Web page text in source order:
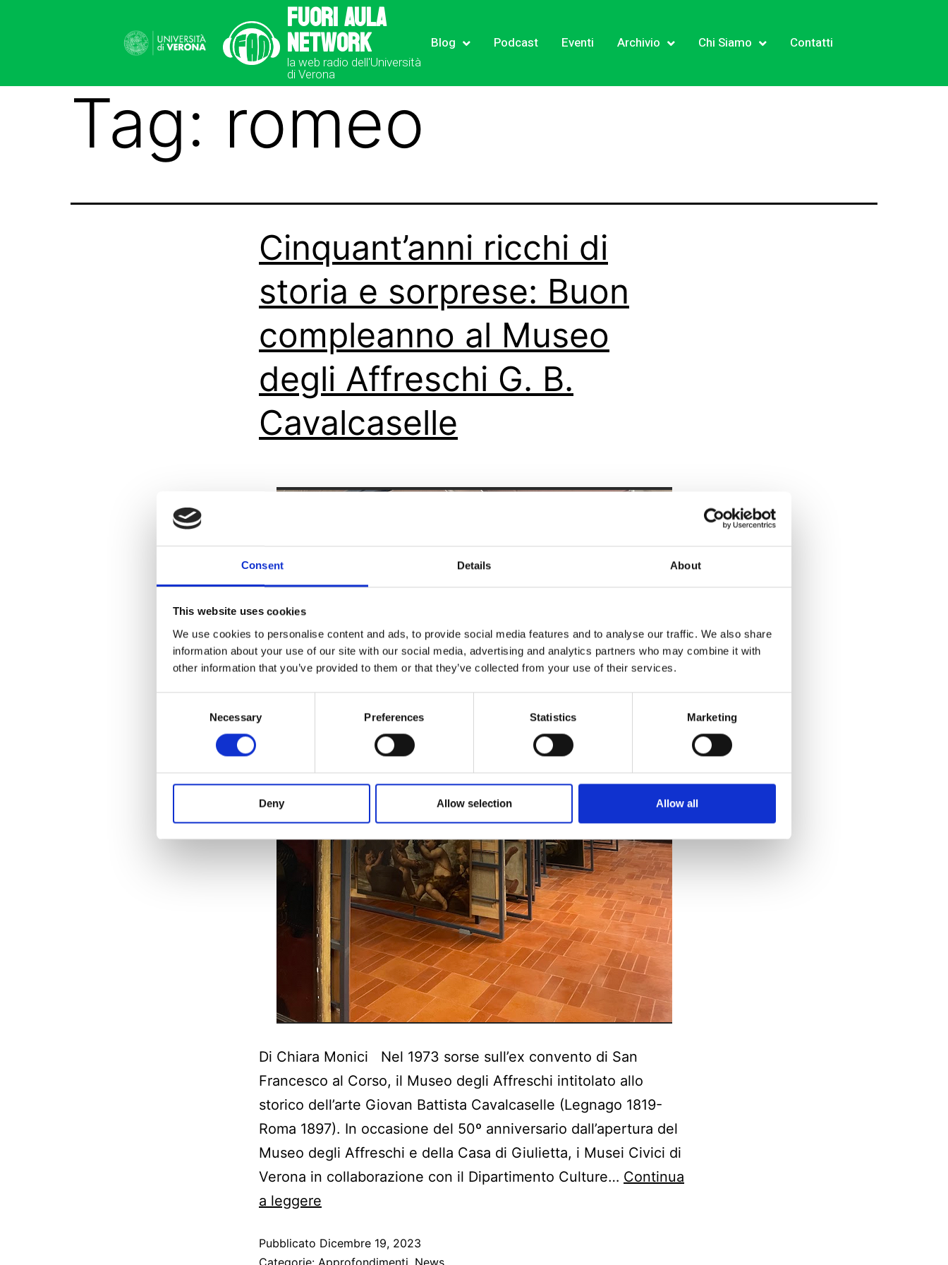
Consent Details About
This website uses cookies
We use cookies to personalise content and ads, to provide social media features and to analyse our traffic. We also share
information about your use of our site with our social media, advertising and analytics partners who may combine it with
other information that you’ve provided to them or that they’ve collected from your use of their services.
Necessary Preferences Statistics Marketing
Deny Allow selection Allow all
Fuori Aula
Network
la web radio dell'Università
di Verona
Blog Podcast Eventi Archivio Chi Siamo Contatti
Tag: romeo
Cinquant’anni ricchi di
storia e sorprese: Buon
compleanno al Museo
degli Affreschi G. B.
Cavalcaselle
Di Chiara Monici Nel 1973 sorse sull’ex convento di San
Francesco al Corso, il Museo degli Affreschi intitolato allo
storico dell’arte Giovan Battista Cavalcaselle (Legnago 1819-
Roma 1897). In occasione del 50º anniversario dall’apertura del
Museo degli Affreschi e della Casa di Giulietta, i Musei Civici di
Verona in collaborazione con il Dipartimento Culture… Continua
a leggere
Pubblicato Dicembre 19, 2023
Categorie: Approfondimenti News